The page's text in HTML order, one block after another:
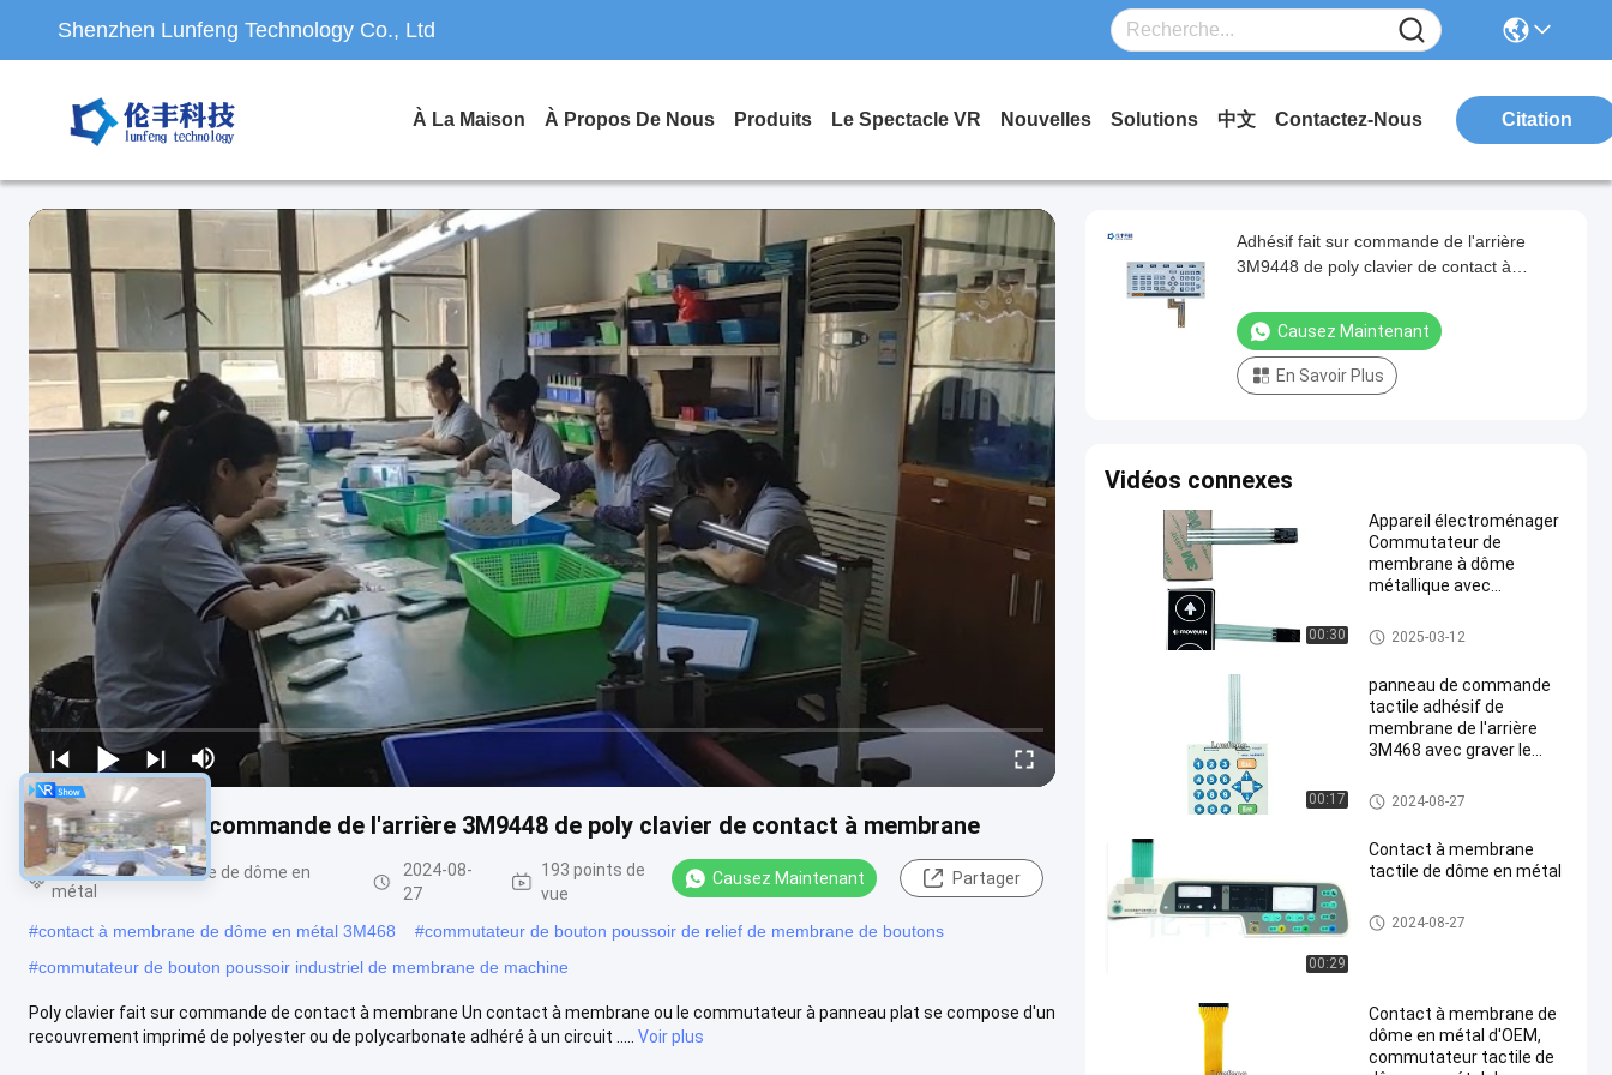
Shenzhen Lunfeng Technology Co., Ltd
À La Maison À Propos De Nous Produits Le Spectacle VR Nouvelles Solutions 中文 Contactez-Nous Citation
Adhésif fait sur commande de l'arrière 3M9448 de poly clavier de contact à membrane
Contact à membrane de dôme en
métal
2024-08-
27
193 points de
vue
Causez Maintenant Partager
#contact à membrane de dôme en métal 3M468 #commutateur de bouton poussoir de relief de membrane de boutons
#commutateur de bouton poussoir industriel de membrane de machine
Poly clavier fait sur commande de contact à membrane Un contact à membrane ou le commutateur à panneau plat se compose d'un
recouvrement imprimé de polyester ou de polycarbonate adhéré à un circuit .....
Voir plus
Adhésif fait sur commande de l'arrière
3M9448 de poly clavier de contact à
Causez Maintenant
En Savoir Plus
Vidéos connexes
00:30
Appareil électroménager
Commutateur de
membrane à dôme
métallique avec
personnalisée et plage de
température de -20°C à
Contact à membrane de dôme
en métal
2025-03-12
00:17
panneau de commande
tactile adhésif de
membrane de l'arrière
3M468 avec graver le
Contact à membrane de dôme
en métal
2024-08-27
00:29
Contact à membrane
tactile de dôme en métal
Contact à membrane de dôme
en métal
2024-08-27
Contact à membrane de
dôme en métal d'OEM,
commutateur tactile de